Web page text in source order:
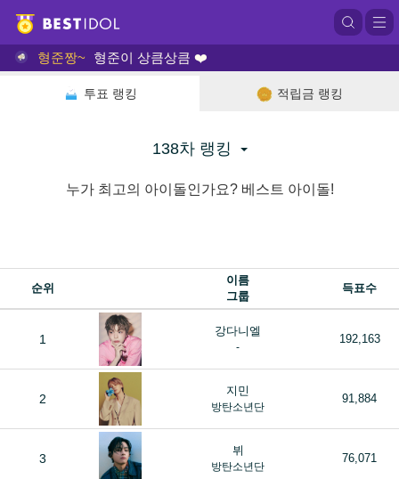
형준짱~ 형준이 상큼상큼 ❤️
투표 랭킹 적립금 랭킹
138차 랭킹
누가 최고의 아이돌인가요? 베스트 아이돌!
순위
이름
그룹
득표수
1
강다니엘
-
192,163
2
지민
방탄소년단
91,884
3
뷔
방탄소년단
76,071